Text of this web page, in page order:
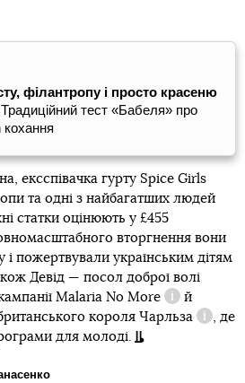
філантропу і просто красеню
Традиційний тест «Бабеля» про
кохання
ексспівачка гурту Spice Girls
та одні з найбагатших людей
статки оцінюють у £455
вторгнення вони
і пожертвували українським дітям
Девід — посол доброї волі
Malaria No More
Довідка
й
короля Чарльза
, де
для молоді.